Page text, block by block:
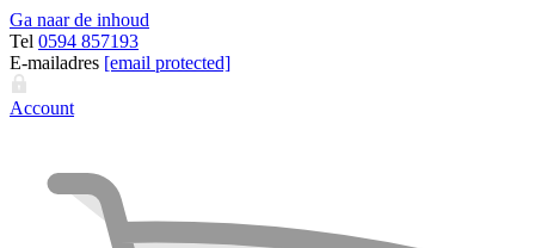
Ga naar de inhoud
Tel 0594 857193
E-mailadres [email protected]
Account